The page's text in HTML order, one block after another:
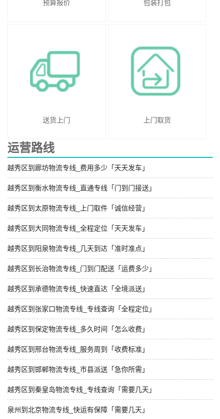
预算报价 包装打包
送货上门 上门取货
运营路线
越秀区到廊坊物流专线_费用多少「天天发车」
越秀区到衡水物流专线_直通专线「门到门接送」
越秀区到太原物流专线_上门取件「诚信经营」
越秀区到大同物流专线_全程定位「天天发车」
越秀区到阳泉物流专线_几天到达「准时准点」
越秀区到长治物流专线_门到门配送「运费多少」
越秀区到承德物流专线_快速直达「全境派送」
越秀区到张家口物流专线_专线查询「全程定位」
越秀区到保定物流专线_多久时间「怎么收费」
越秀区到邢台物流专线_服务周到「收费标准」
越秀区到邯郸物流专线_市县派送「急你所需」
越秀区到秦皇岛物流专线_专线查询「需要几天」
泉州到北京物流专线_快运有保障「需要几天」